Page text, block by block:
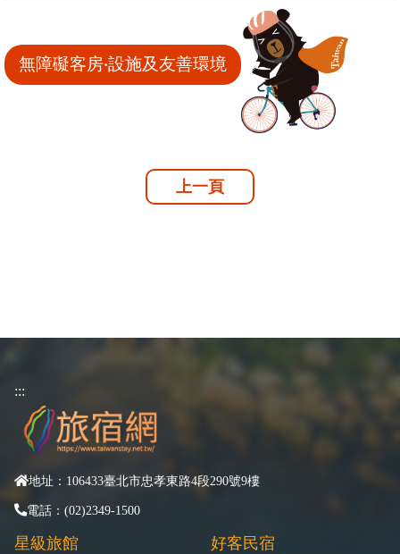
無障礙客房‧設施及友善環境
上一頁
:::
地址：106433臺北市忠孝東路4段290號9樓
電話：(02)2349-1500
星級旅館
好客民宿